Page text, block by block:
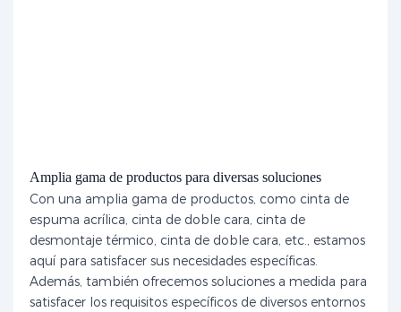
Amplia gama de productos para diversas soluciones
Con una amplia gama de productos, como cinta de
espuma acrílica, cinta de doble cara, cinta de
desmontaje térmico, cinta de doble cara, etc., estamos
aquí para satisfacer sus necesidades específicas.
Además, también ofrecemos soluciones a medida para
satisfacer los requisitos específicos de diversos entornos